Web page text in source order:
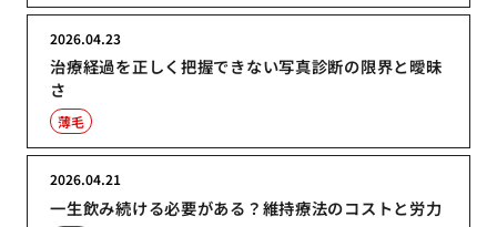
治療経過を正しく把握できない写真診断の限界と曖昧
さ
2026.04.23
薄毛
一生飲み続ける必要がある？維持療法のコストと労力
2026.04.21